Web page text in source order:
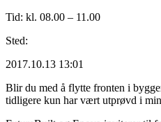
Tid: kl. 08.00 – 11.00
Sted:
2017.10.13 13:01
Blir du med å flytte fronten i
tidligere kun har vært utprøvd i